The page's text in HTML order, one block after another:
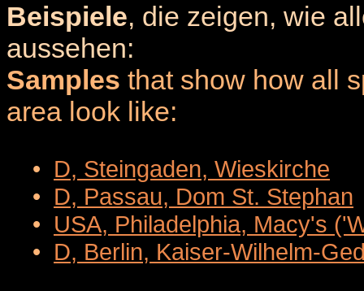
Beispiele, die zeigen, wie
aussehen:
Samples that show how all
area look like:
• D, Steingaden, Wieskirche
• D, Passau, Dom St. Stephan
• USA, Philadelphia, Macy's
• D, Berlin, Kaiser-Wilhelm-